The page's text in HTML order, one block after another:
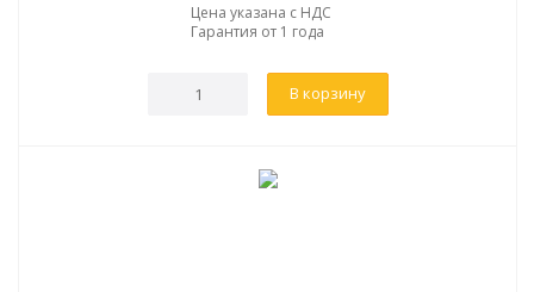
Цена указана с НДС
Гарантия от 1 года
В корзину